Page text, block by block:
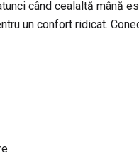
când cealaltă mână
un confort ridicat.